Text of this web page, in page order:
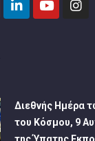
Διεθνής Ημέρα
του Κόσμου, 9
της Ύπατης